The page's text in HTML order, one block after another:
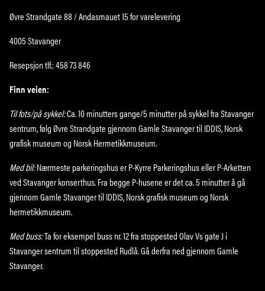
Øvre Strandgate 88 / Andasmauet 15 for varelevering
4005 Stavanger
Resepsjon tlf.: 458 73 846
Finn veien:
Til fots/på sykkel:Ca. 10 minutters gange/5 minutter på sykkel fra Stavanger
sentrum, følg Øvre Strandgate gjennom Gamle Stavanger til IDDIS, Norsk
grafisk museum og Norsk Hermetikkmuseum.
Med bil:Nærmeste parkeringshus er P-Kyrre Parkeringshus eller P-Arketten
ved Stavanger konserthus. Fra begge P-husene er det ca. 5 minutter å gå
gjennom Gamle Stavanger til IDDIS, Norsk grafisk museum og Norsk
hermetikkmuseum.
Med buss:Ta for eksempel buss nr. 12 fra stoppested Olav Vs gate J i
Stavanger sentrum til stoppested Rudlå. Gå derfra ned gjennom Gamle
Stavanger.